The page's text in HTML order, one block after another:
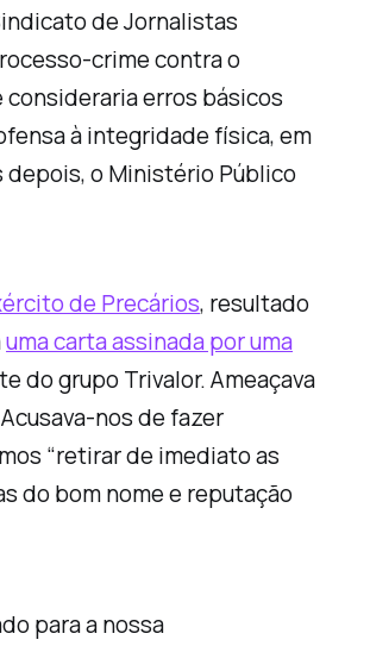
de Jornalistas
crime contra o
consideraria erros básicos
à integridade física, em
o Ministério Público
de Precários, resultado
uma carta assinada por uma
do grupo Trivalor. Ameaçava
nos de fazer
“retirar de imediato as
do bom nome e reputação
para a nossa